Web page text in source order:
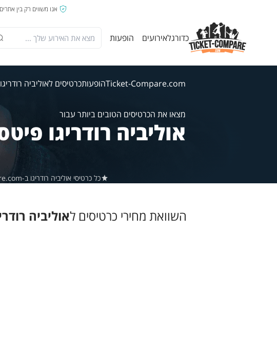
אנו משווים רק בין
כדורגלאירועים הופעות
Ticket-Compare.comהופעותכרטיסים לאוליביה רודריגו
מצאו את הכרטיסים הטובים ביותר עבור
אוליביה רודריגו
כל כרטיסי אוליביה רודריגו ב-Ticket-Compare.com הם אותנטיים, ממוכרים מאומתים מראש שמספקים אחריות של 100%.
השוואת מחירי כרטיסים לאוליביה